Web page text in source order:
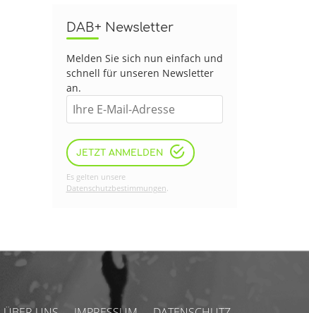
DAB+ Newsletter
Melden Sie sich nun einfach und
schnell für unseren Newsletter
an.
JETZT ANMELDEN
Es gelten unsere
Datenschutzbestimmungen.